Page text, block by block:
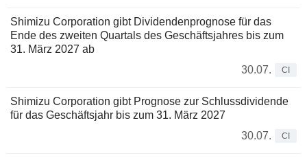
Shimizu Corporation gibt Dividendenprognose für das
Ende des zweiten Quartals des Geschäftsjahres bis zum
31. März 2027 ab
30.07.
CI
Shimizu Corporation gibt Prognose zur Schlussdividende
für das Geschäftsjahr bis zum 31. März 2027
30.07.
CI